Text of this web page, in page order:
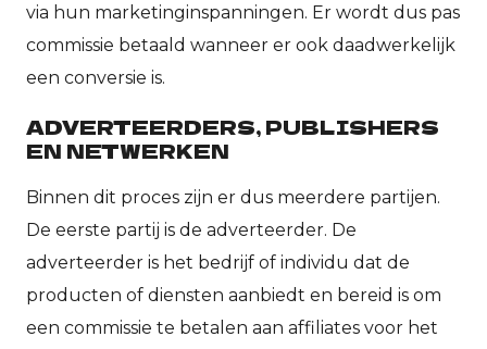
via hun marketinginspanningen. Er wordt dus pas
commissie betaald wanneer er ook daadwerkelijk
een conversie is.
ADVERTEERDERS, PUBLISHERS
EN NETWERKEN
Binnen dit proces zijn er dus meerdere partijen.
De eerste partij is de adverteerder. De
adverteerder is het bedrijf of individu dat de
producten of diensten aanbiedt en bereid is om
een commissie te betalen aan affiliates voor het